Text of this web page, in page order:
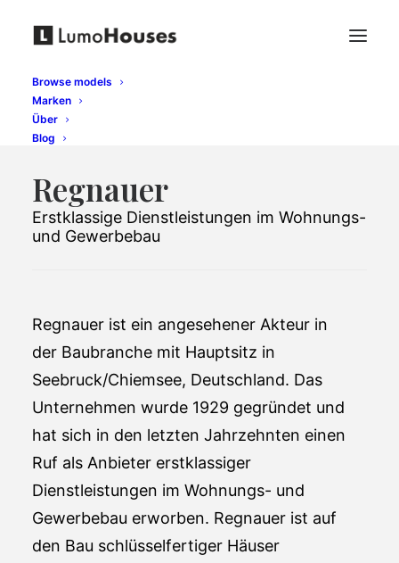
Browse models
Marken
Über
Blog
Regnauer
Erstklassige Dienstleistungen im Wohnungs-
und Gewerbebau
Regnauer ist ein angesehener Akteur in
der Baubranche mit Hauptsitz in
Seebruck/Chiemsee, Deutschland. Das
Unternehmen wurde 1929 gegründet und
hat sich in den letzten Jahrzehnten einen
Ruf als Anbieter erstklassiger
Dienstleistungen im Wohnungs- und
Gewerbebau erworben. Regnauer ist auf
den Bau schlüsselfertiger Häuser